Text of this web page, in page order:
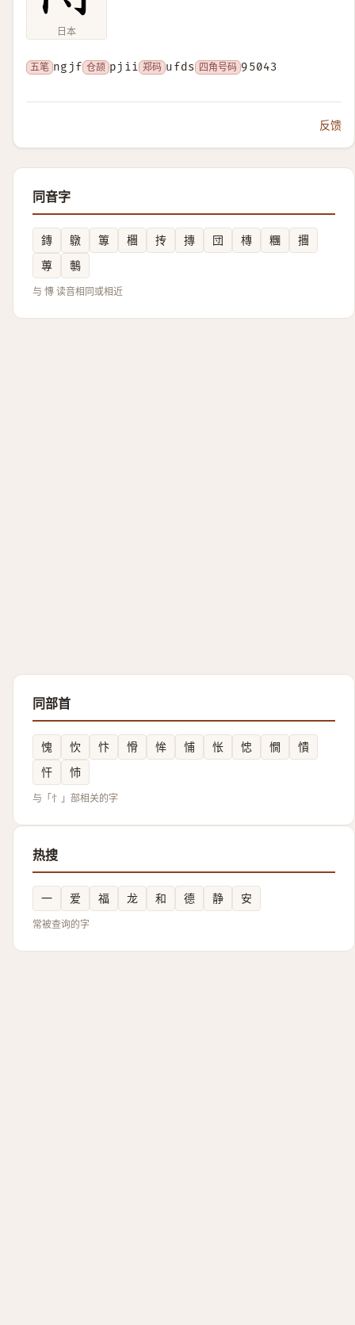
日本
五笔 ngjf 仓颉 pjii 郑码 ufds 四角号码 95043
反馈
同音字
鏄 鷻 篿 檲 抟 摶 団 槫 糰
㩛
蓴
鷒
与 慱 读音相同或相近
同部首
愧 忺 忭 愲 恈 悑 怅 㥙 憪
憒
忓
㤄
与「忄」部相关的字
热搜
一 爱 福 龙 和 德 静 安
常被查询的字